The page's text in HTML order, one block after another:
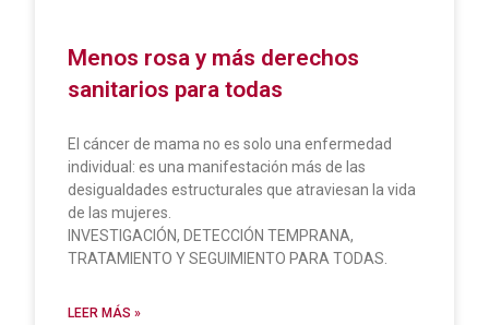
Menos rosa y más derechos
sanitarios para todas
El cáncer de mama no es solo una enfermedad
individual: es una manifestación más de las
desigualdades estructurales que atraviesan la vida
de las mujeres.
INVESTIGACIÓN, DETECCIÓN TEMPRANA,
TRATAMIENTO Y SEGUIMIENTO PARA TODAS.
LEER MÁS »